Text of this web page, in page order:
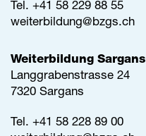
Tel. +41 58 229 88 55
weiterbildung@bzgs.ch
Weiterbildung Sargans
Langgrabenstrasse 24
7320 Sargans
Tel. +41 58 228 89 00